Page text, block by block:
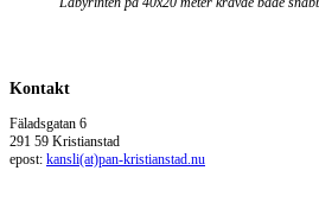
Kontakt
Fäladsgatan 6
291 59 Kristianstad
epost: kansli(at)pan-kristianstad.nu